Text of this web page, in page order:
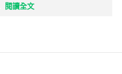
閱讀全文